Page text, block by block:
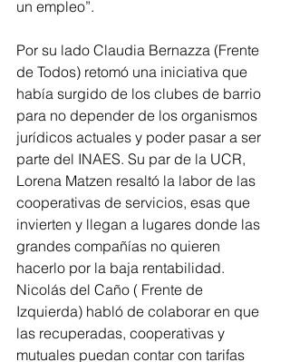
un empleo”.
Por su lado Claudia Bernazza (Frente
de Todos) retomó una iniciativa que
había surgido de los clubes de barrio
para no depender de los organismos
jurídicos actuales y poder pasar a ser
parte del INAES. Su par de la UCR,
Lorena Matzen resaltó la labor de las
cooperativas de servicios, esas que
invierten y llegan a lugares donde las
grandes compañías no quieren
hacerlo por la baja rentabilidad.
Nicolás del Caño ( Frente de
Izquierda) habló de colaborar en que
las recuperadas, cooperativas y
mutuales puedan contar con tarifas